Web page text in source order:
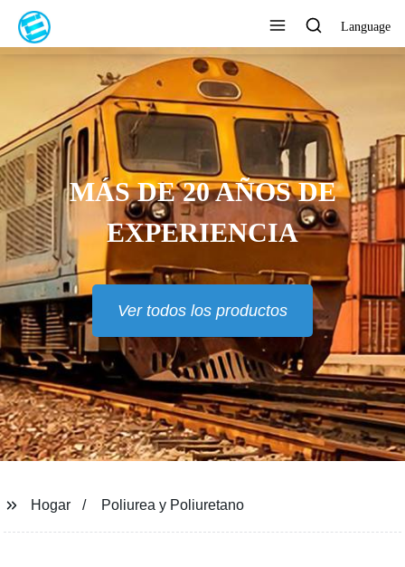
Language
MÁS DE 20 AÑOS DE
EXPERIENCIA
Ver todos los productos
Hogar Poliurea y Poliuretano